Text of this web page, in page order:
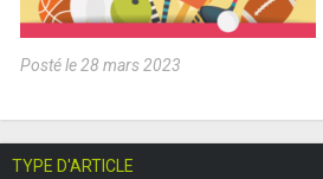
Posté le 28 mars 2023
TYPE D'ARTICLE